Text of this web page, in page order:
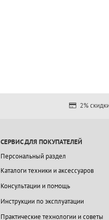
2%
СЕРВИС ДЛЯ ПОКУПАТЕЛЕЙ
Персональный раздел
Каталоги техники и аксессуаров
Консультации и помощь
Инструкции по эксплуатации
Практические технологии и советы